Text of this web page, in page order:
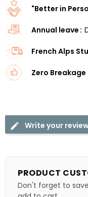
PRODUCT
Don't forget to
"Better in
Annual leave
French Alps
Zero Breakage
Write your